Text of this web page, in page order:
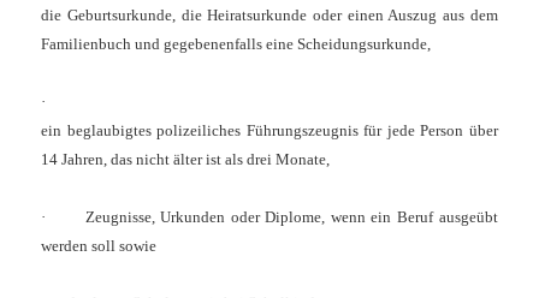
die Geburtsurkunde, die Heiratsurkunde oder einen Auszug aus dem
Familienbuch und gegebenenfalls eine Scheidungsurkunde,
·
ein beglaubigtes polizeiliches Führungszeugnis für jede Person über
14 Jahren, das nicht älter ist als drei Monate,
·
Zeugnisse, Urkunden oder Diplome, wenn ein Beruf ausgeübt
werden soll sowie